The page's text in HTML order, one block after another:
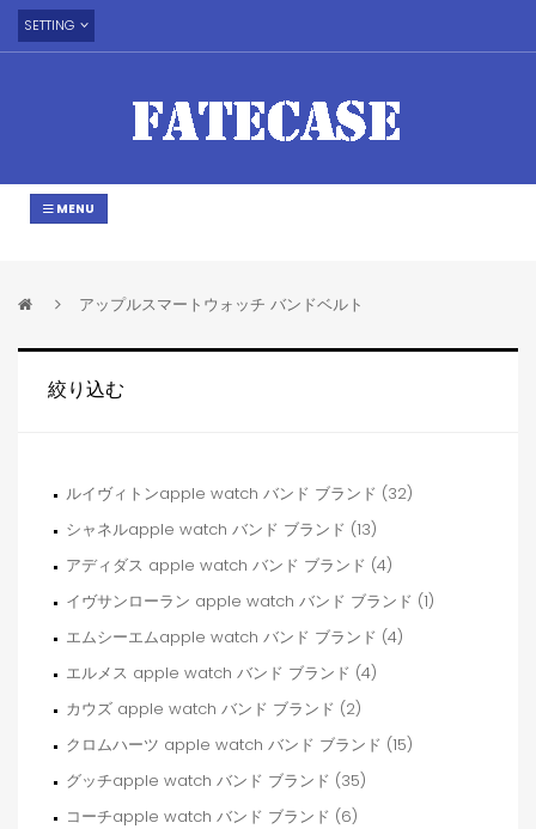
SETTING
MENU
アップルスマートウォッチ バンドベルト
絞り込む
ルイヴィトンapple watch バンド ブランド (32)
シャネルapple watch バンド ブランド (13)
アディダス apple watch バンド ブランド (4)
イヴサンローラン apple watch バンド ブランド (1)
エムシーエムapple watch バンド ブランド (4)
エルメス apple watch バンド ブランド (4)
カウズ apple watch バンド ブランド (2)
クロムハーツ apple watch バンド ブランド (15)
グッチapple watch バンド ブランド (35)
コーチapple watch バンド ブランド (6)